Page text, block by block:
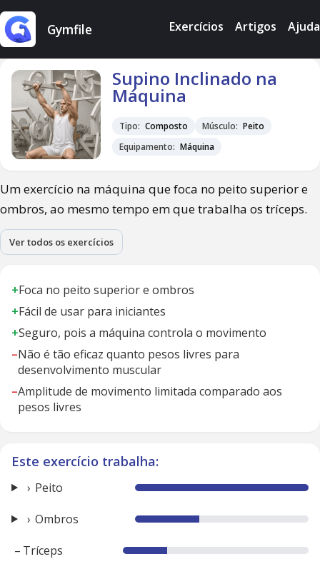
Gymfile Exercícios Artigos Ajuda
Supino Inclinado na
Máquina
Tipo: Composto Músculo: Peito
Equipamento: Máquina
Um exercício na máquina que foca no peito superior e
ombros, ao mesmo tempo em que trabalha os tríceps.
Ver todos os exercícios
+Foca no peito superior e ombros
+Fácil de usar para iniciantes
+Seguro, pois a máquina controla o movimento
–Não é tão eficaz quanto pesos livres para
desenvolvimento muscular
–Amplitude de movimento limitada comparado aos
pesos livres
Este exercício trabalha:
Peito
Ombros
– Tríceps